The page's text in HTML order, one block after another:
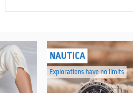
NAUTICA
Explorations have no limits